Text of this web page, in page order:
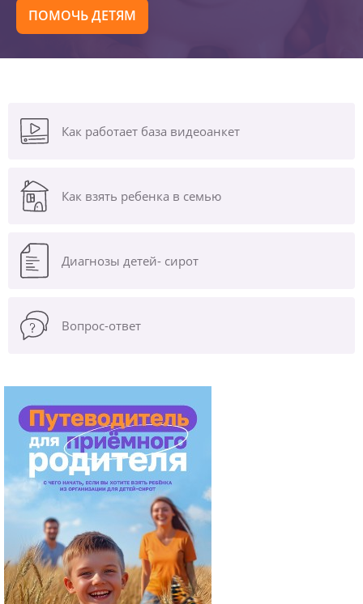
ПОМОЧЬ ДЕТЯМ
Как работает база видеоанкет
Как взять ребенка в семью
Диагнозы детей- сирот
Вопрос-ответ